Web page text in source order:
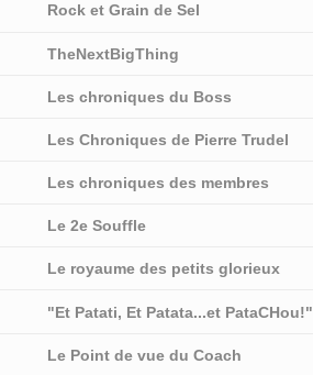
Rock et Grain de Sel
TheNextBigThing
Les chroniques du Boss
Les Chroniques de Pierre Trudel
Les chroniques des membres
Le 2e Souffle
Le royaume des petits glorieux
"Et Patati, Et Patata...et PataCHou!"
Le Point de vue du Coach